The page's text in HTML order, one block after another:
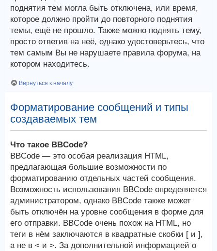
поднятия тем могла быть отключена, или время,
которое должно пройти до повторного поднятия
темы, ещё не прошло. Также можно поднять тему,
просто ответив на неё, однако удостоверьтесь, что
тем самым Вы не нарушаете правила форума, на
котором находитесь.
Вернуться к началу
Форматирование сообщений и типы
создаваемых тем
Что такое BBCode?
BBCode — это особая реализация HTML,
предлагающая большие возможности по
форматированию отдельных частей сообщения.
Возможность использования BBCode определяется
администратором, однако BBCode также может
быть отключён на уровне сообщения в форме для
его отправки. BBCode очень похож на HTML, но
теги в нём заключаются в квадратные скобки [ и ],
а не в < и >. За дополнительной информацией о